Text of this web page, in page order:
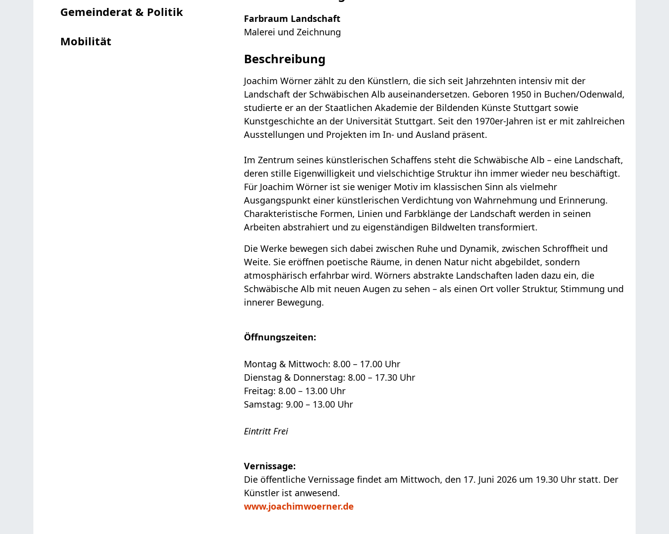
Gemeinderat & Politik
Mobilität
Farbraum Landschaft
Malerei und Zeichnung
Beschreibung
Joachim Wörner zählt zu den Künstlern, die sich seit Jahrzehnten intensiv mit der
Landschaft der Schwäbischen Alb auseinandersetzen. Geboren 1950 in Buchen/Odenwald,
studierte er an der Staatlichen Akademie der Bildenden Künste Stuttgart sowie
Kunstgeschichte an der Universität Stuttgart. Seit den 1970er-Jahren ist er mit zahlreichen
Ausstellungen und Projekten im In- und Ausland präsent.
Im Zentrum seines künstlerischen Schaffens steht die Schwäbische Alb – eine Landschaft,
deren stille Eigenwilligkeit und vielschichtige Struktur ihn immer wieder neu beschäftigt.
Für Joachim Wörner ist sie weniger Motiv im klassischen Sinn als vielmehr
Ausgangspunkt einer künstlerischen Verdichtung von Wahrnehmung und Erinnerung.
Charakteristische Formen, Linien und Farbklänge der Landschaft werden in seinen
Arbeiten abstrahiert und zu eigenständigen Bildwelten transformiert.
Die Werke bewegen sich dabei zwischen Ruhe und Dynamik, zwischen Schroffheit und
Weite. Sie eröffnen poetische Räume, in denen Natur nicht abgebildet, sondern
atmosphärisch erfahrbar wird. Wörners abstrakte Landschaften laden dazu ein, die
Schwäbische Alb mit neuen Augen zu sehen – als einen Ort voller Struktur, Stimmung und
innerer Bewegung.
Öffnungszeiten:
Montag & Mittwoch: 8.00 – 17.00 Uhr
Dienstag & Donnerstag: 8.00 – 17.30 Uhr
Freitag: 8.00 – 13.00 Uhr
Samstag: 9.00 – 13.00 Uhr
Eintritt Frei
Vernissage:
Die öffentliche Vernissage findet am Mittwoch, den 17. Juni 2026 um 19.30 Uhr statt. Der
Künstler ist anwesend.
www.joachimwoerner.de